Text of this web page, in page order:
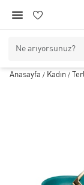
Anasayfa / Kadın /